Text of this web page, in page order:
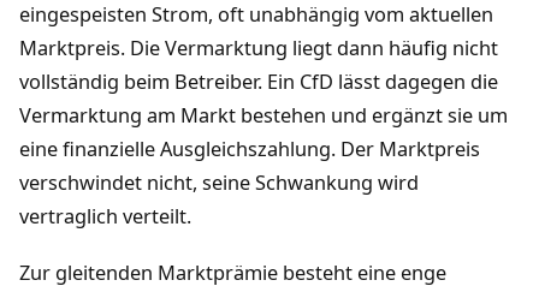
eingespeisten Strom, oft unabhängig vom aktuellen
Marktpreis. Die Vermarktung liegt dann häufig nicht
vollständig beim Betreiber. Ein CfD lässt dagegen die
Vermarktung am Markt bestehen und ergänzt sie um
eine finanzielle Ausgleichszahlung. Der Marktpreis
verschwindet nicht, seine Schwankung wird
vertraglich verteilt.
Zur gleitenden Marktprämie besteht eine enge